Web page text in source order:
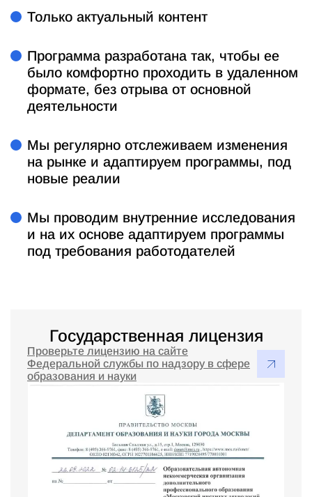
Только актуальный контент
Программа разработана так, чтобы ее
было комфортно проходить в удаленном
формате, без отрыва от основной
деятельности
Мы регулярно отслеживаем изменения
на рынке и адаптируем программы, под
новые реалии
Мы проводим внутренние исследования
и на их основе адаптируем программы
под требования работодателей
Государственная лицензия
Проверьте лицензию на сайте
Федеральной службы по надзору в сфере
образования и науки